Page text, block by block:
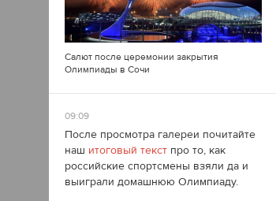
Салют после церемонии закрытия
Олимпиады в Сочи
09:09
После просмотра галереи почитайте
наш итоговый текст про то, как
российские спортсмены взяли да и
выиграли домашнюю Олимпиаду.